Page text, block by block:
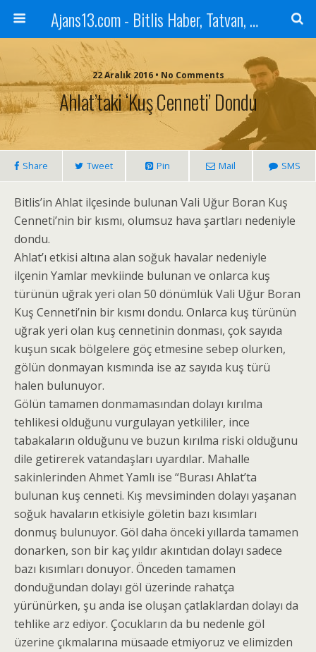
Ajans13.com - Bitlis Haber, Tatvan, Ahlat, Adilcevaz, Mutki, Hizan, Güroymak, Gazete, Ajans, 13, Haber
22 Aralık 2016 • No Comments
Ahlat’taki ‘Kuş Cenneti’ Dondu
Share Tweet Pin Mail SMS
Bitlis’in Ahlat ilçesinde bulunan Vali Uğur Boran Kuş
Cenneti’nin bir kısmı, olumsuz hava şartları nedeniyle
dondu.
Ahlat’ı etkisi altına alan soğuk havalar nedeniyle
ilçenin Yamlar mevkiinde bulunan ve onlarca kuş
türünün uğrak yeri olan 50 dönümlük Vali Uğur Boran
Kuş Cenneti’nin bir kısmı dondu. Onlarca kuş türünün
uğrak yeri olan kuş cennetinin donması, çok sayıda
kuşun sıcak bölgelere göç etmesine sebep olurken,
gölün donmayan kısmında ise az sayıda kuş türü
halen bulunuyor.
Gölün tamamen donmamasından dolayı kırılma
tehlikesi olduğunu vurgulayan yetkililer, ince
tabakaların olduğunu ve buzun kırılma riski olduğunu
dile getirerek vatandaşları uyardılar. Mahalle
sakinlerinden Ahmet Yamlı ise “Burası Ahlat’ta
bulunan kuş cenneti. Kış mevsiminden dolayı yaşanan
soğuk havaların etkisiyle göletin bazı kısımları
donmuş bulunuyor. Göl daha önceki yıllarda tamamen
donarken, son bir kaç yıldır akıntıdan dolayı sadece
bazı kısımları donuyor. Önceden tamamen
donduğundan dolayı göl üzerinde rahatça
yürünürken, şu anda ise oluşan çatlaklardan dolayı da
tehlike arz ediyor. Çocukların da bu nedenle göl
üzerine çıkmalarına müsaade etmiyoruz ve elimizden